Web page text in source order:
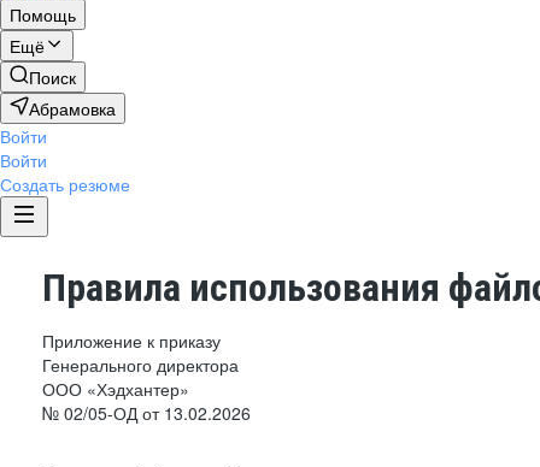
Помощь
Ещё
Поиск
Абрамовка
Войти
Войти
Создать резюме
Правила использования
Приложение к приказу
Генерального директора
ООО «Хэдхантер»
№ 02/05-ОД от 13.02.2026